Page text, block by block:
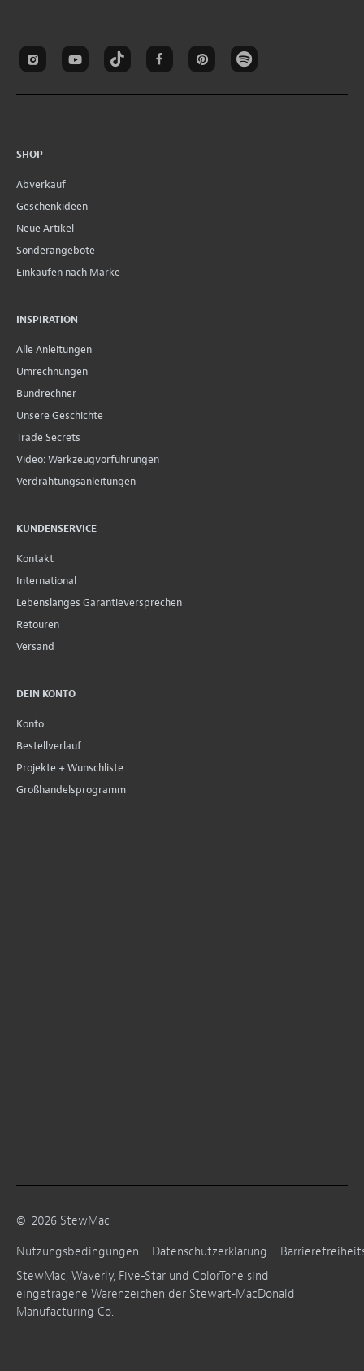
SHOP
Abverkauf
Geschenkideen
Neue Artikel
Sonderangebote
Einkaufen nach Marke
INSPIRATION
Alle Anleitungen
Umrechnungen
Bundrechner
Unsere Geschichte
Trade Secrets
Video: Werkzeugvorführungen
Verdrahtungsanleitungen
KUNDENSERVICE
Kontakt
International
Lebenslanges Garantieversprechen
Retouren
Versand
DEIN KONTO
Konto
Bestellverlauf
Projekte + Wunschliste
Großhandelsprogramm
© 2026 StewMac
Nutzungsbedingungen
Datenschutzerklärung
StewMac, Waverly, Five-Star und ColorTone sind
eingetragene Warenzeichen der Stewart-MacDonald
Manufacturing Co.